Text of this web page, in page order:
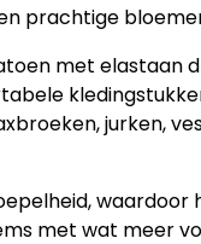
prachtige
met elastaan
jurken,
waardoor
met wat meer